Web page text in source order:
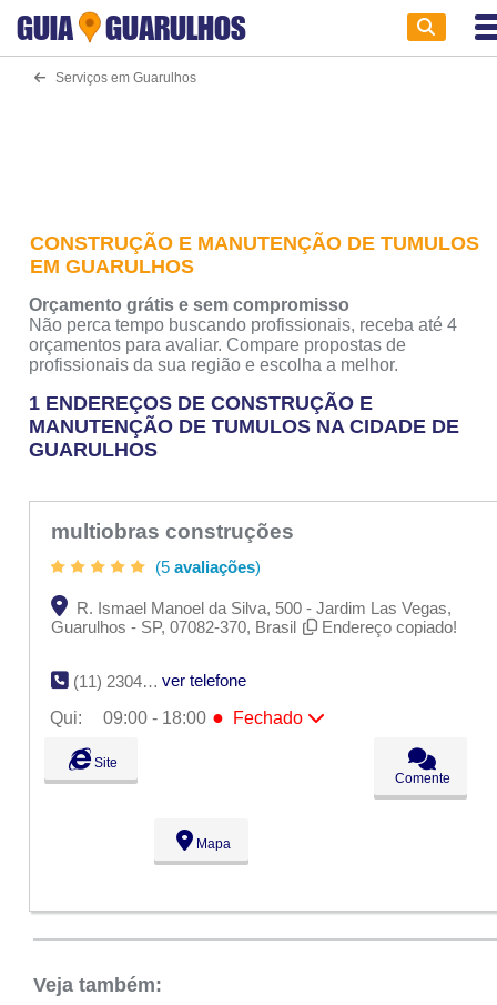
GUIA GUARULHOS
Serviços em Guarulhos
CONSTRUÇÃO E MANUTENÇÃO DE TUMULOS
EM GUARULHOS
Orçamento grátis e sem compromisso
Não perca tempo buscando profissionais, receba até 4
orçamentos para avaliar. Compare propostas de
profissionais da sua região e escolha a melhor.
1 ENDEREÇOS DE CONSTRUÇÃO E
MANUTENÇÃO DE TUMULOS NA CIDADE DE
GUARULHOS
multiobras construções
(5 avaliações)
R. Ismael Manoel da Silva, 500 - Jardim Las Vegas,
Guarulhos - SP, 07082-370, Brasil
Endereço copiado!
(11) 2304-3600
ver telefone
Qui:
09:00 - 18:00 ● Fechado
Seg:
Ter:
Qua:
09:00 - 18:00
09:00 - 18:00
Fechado
Fechado
Site
Comente
Mapa
Veja também: